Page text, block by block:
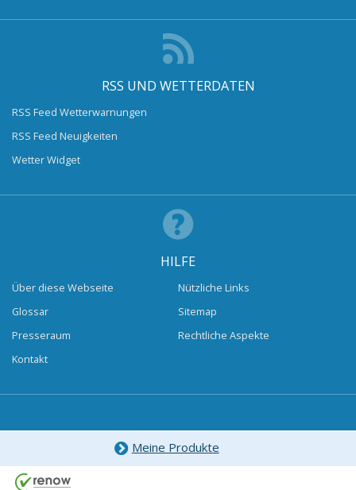
RSS UND WETTERDATEN
RSS Feed Wetterwarnungen
RSS Feed Neuigkeiten
Wetter Widget
HILFE
Über diese Webseite
Glossar
Presseraum
Kontakt
Nützliche Links
Sitemap
Rechtliche Aspekte
Meine Produkte